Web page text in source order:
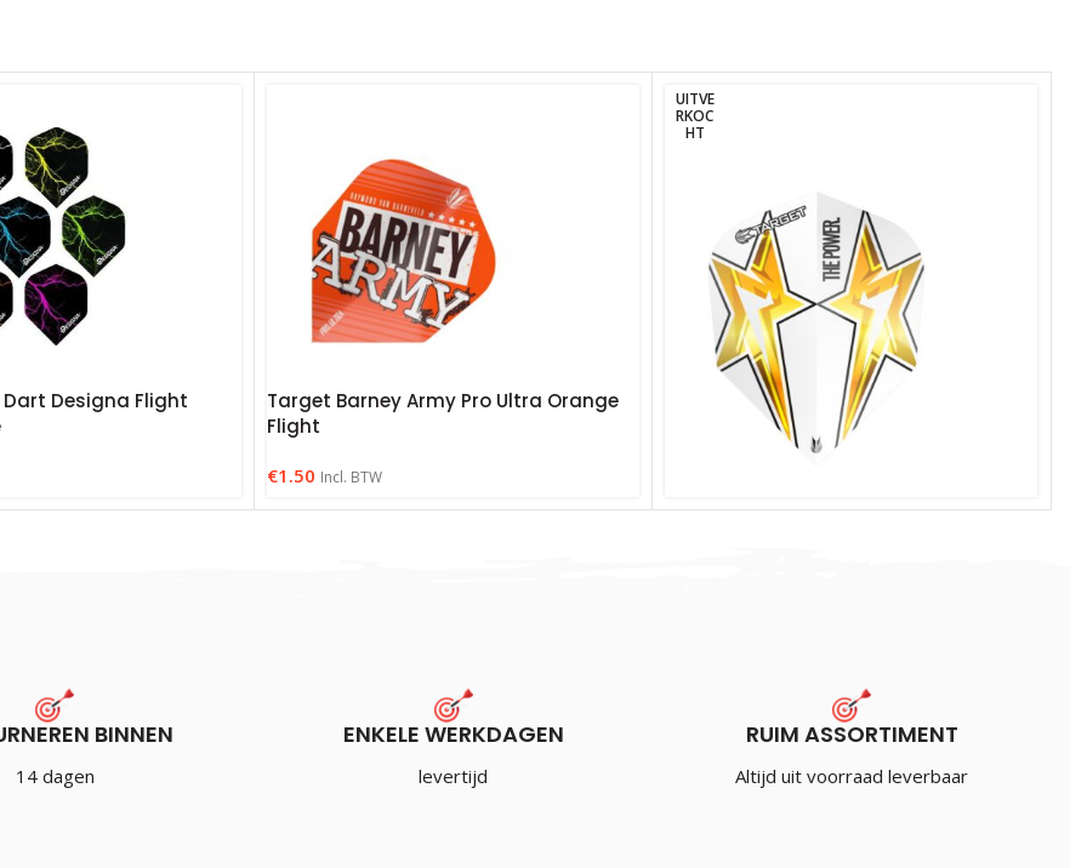
Designa Flight
Target Barney Army Pro Ultra Orange
Flight
€1.50 Incl. BTW
UITVE
RKOC
HT
BINNEN
14 dagen
ENKELE WERKDAGEN
levertijd
RUIM ASSORTIMENT
Altijd uit voorraad leverbaar